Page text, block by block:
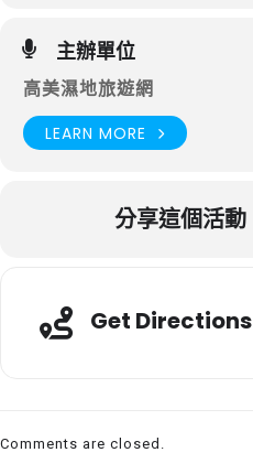
主辦單位
高美濕地旅遊網
LEARN MORE
分享這個活動
Get Directions
Comments are closed.